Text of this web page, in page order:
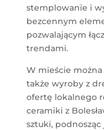
stemplowanie i
bezcennym
pozwalającym
trendami.
W mieście
także wyroby z
ofertę lokalnego
ceramiki z
sztuki,